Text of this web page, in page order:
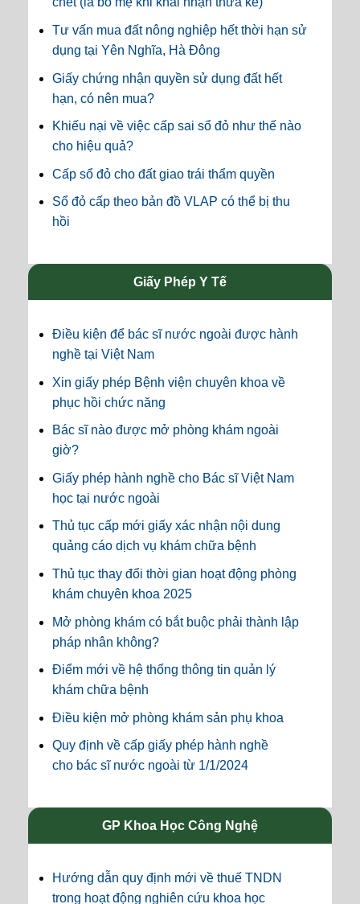
Tư vấn mua đất nông nghiệp hết thời hạn sử
dụng tại Yên Nghĩa, Hà Đông
Giấy chứng nhận quyền sử dụng đất hết
hạn, có nên mua?
Khiếu nại về việc cấp sai sổ đỏ như thế nào
cho hiệu quả?
Cấp sổ đỏ cho đất giao trái thẩm quyền
Sổ đỏ cấp theo bản đồ VLAP có thể bị thu
hồi
Giấy Phép Y Tế
Điều kiện để bác sĩ nước ngoài được hành
nghề tại Việt Nam
Xin giấy phép Bệnh viện chuyên khoa về
phục hồi chức năng
Bác sĩ nào được mở phòng khám ngoài
giờ?
Giấy phép hành nghề cho Bác sĩ Việt Nam
học tại nước ngoài
Thủ tục cấp mới giấy xác nhận nội dung
quảng cáo dịch vụ khám chữa bệnh
Thủ tục thay đổi thời gian hoạt động phòng
khám chuyên khoa 2025
Mở phòng khám có bắt buộc phải thành lập
pháp nhân không?
Điểm mới về hệ thống thông tin quản lý
khám chữa bệnh
Điều kiện mở phòng khám sản phụ khoa
Quy định về cấp giấy phép hành nghề
cho bác sĩ nước ngoài từ 1/1/2024
GP Khoa Học Công Nghệ
Hướng dẫn quy định mới về thuế TNDN
trong hoạt động nghiên cứu khoa học